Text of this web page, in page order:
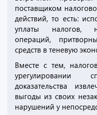
поставщиком
действий, то есть:
уплаты налогов,
операций,
средств в теневую
Вместе с тем,
урегулировании
доказательства
выгоды из своих
нарушений у